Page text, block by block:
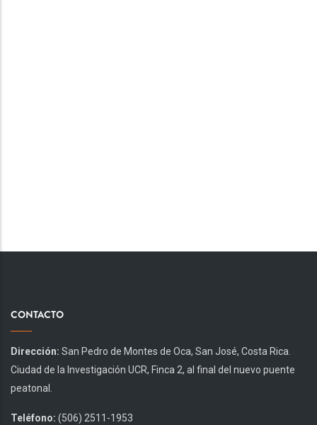
CONTACTO
Dirección: San Pedro de Montes de Oca, San José, Costa Rica.
Ciudad de la Investigación UCR, Finca 2, al final del nuevo puente
peatonal.
Teléfono: (506) 2511-1953